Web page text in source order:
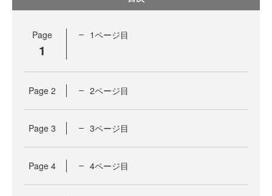
Page
1
1ページ目
Page 2 2ページ目
Page 3 3ページ目
Page 4 4ページ目